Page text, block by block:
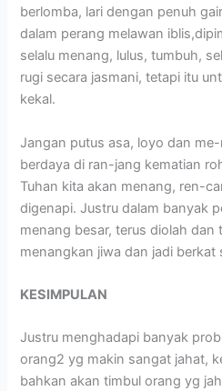
berlomba, lari dengan penuh
dalam perang melawan
selalu menang, lulus, tumbuh,
rugi secara jasmani, tetapi itu
kekal.
Jangan putus asa, loyo dan
berdaya di ran-jang kematian
Tuhan kita akan menang, ren-
digenapi. Justru dalam banyak
menang besar, terus diolah dan
menangkan jiwa dan jadi berkat
KESIMPULAN
Justru menghadapi banyak
orang2 yg makin sangat jahat,
bahkan akan timbul orang yg